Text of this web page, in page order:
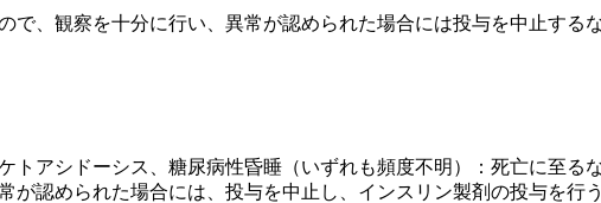
で、観察を十分に行い、異常が認められた場合には投与を中止する
アシドーシス、糖尿病性昏睡（いずれも頻度不明）：死亡に至る
が認められた場合には、投与を中止し、インスリン製剤の投与を行